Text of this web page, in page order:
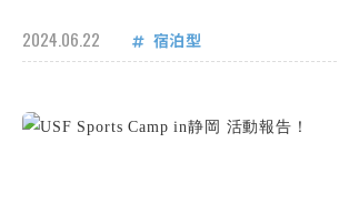
2024.06.22 宿泊型